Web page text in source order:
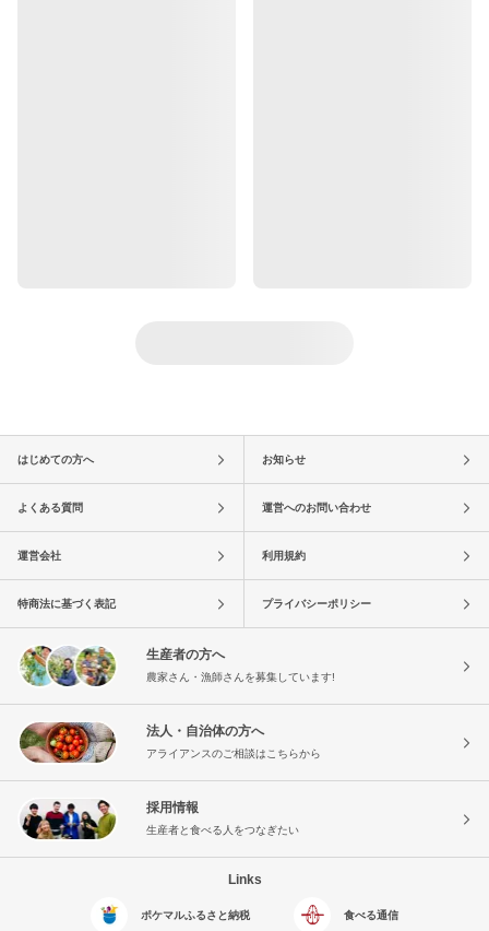
はじめての方へ お知らせ
よくある質問 運営へのお問い合わせ
運営会社 利用規約
特商法に基づく表記 プライバシーポリシー
生産者の方へ
農家さん・漁師さんを募集しています!
法人・自治体の方へ
アライアンスのご相談はこちらから
採用情報
生産者と食べる人をつなぎたい
Links
ポケマルふるさと納税 食べる通信